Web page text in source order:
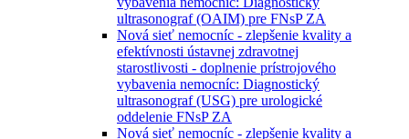
ultrasonograf (OAIM) pre FNsP ZA
Nová sieť nemocníc - zlepšenie kvality a
efektívnosti ústavnej zdravotnej
starostlivosti - doplnenie prístrojového
vybavenia nemocníc: Diagnostický
ultrasonograf (USG) pre urologické
oddelenie FNsP ZA
Nová sieť nemocníc - zlepšenie kvality a